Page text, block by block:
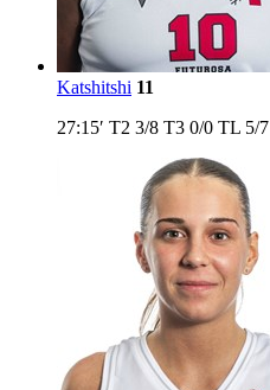
Katshitshi 11
27:15′ T2 3/8 T3 0/0 TL 5/7